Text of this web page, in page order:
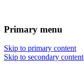
Primary menu
Skip to primary content
Skip to secondary content